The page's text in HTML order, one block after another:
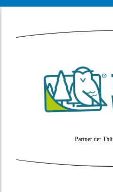
Partner der